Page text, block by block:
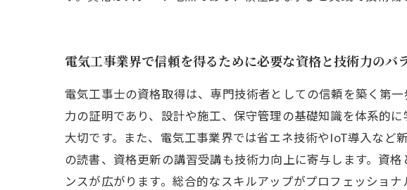
電気工事業界で信頼を得るために必要な資格と技術力のバ
電気工事士の資格取得は、専門技術者としての信頼を築く第
力の証明であり、設計や施工、保守管理の基礎知識を体系的
大切です。また、電気工事業界では省エネ技術やIoT導入な
の読書、資格更新の講習受講も技術力向上に寄与します。資
ンスが広がります。総合的なスキルアップがプロフェッショナ